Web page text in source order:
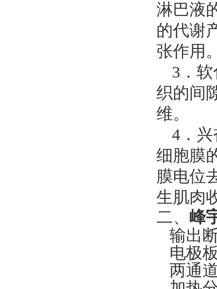
淋巴液
的代谢
张作用
3．
织的间
维。
4．
细胞膜
膜电位
生肌肉
二、 峰
输出
电极
两通